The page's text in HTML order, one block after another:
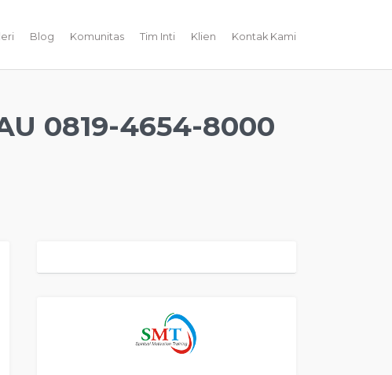
Blog Komunitas Tim Inti Klien Kontak Kami
0819-4654-8000